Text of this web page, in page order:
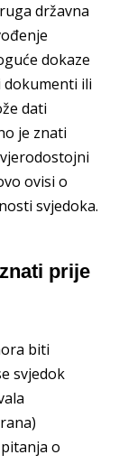
državna
dokaze
dokumenti ili
dati
je znati
ovisi o
svjedoka.
prije
biti
svjedok
o